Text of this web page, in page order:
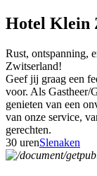
Hotel Klein
Rust, ontspanning,
Zwitserland!
Geef jij graag een
voor. Als Gastheer/
genieten van een
van onze service,
gerechten.
30 urenSlenaken